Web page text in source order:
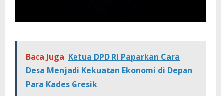
Baca Juga Ketua DPD RI Paparkan Cara
Desa Menjadi Kekuatan Ekonomi di Depan
Para Kades Gresik